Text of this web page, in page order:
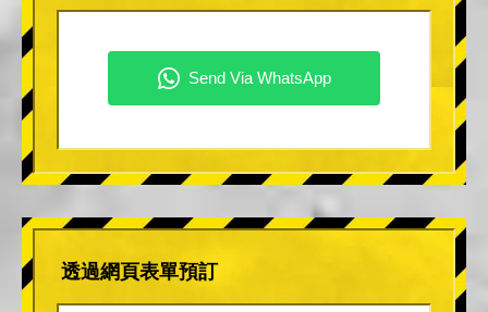
透過網頁表單預訂